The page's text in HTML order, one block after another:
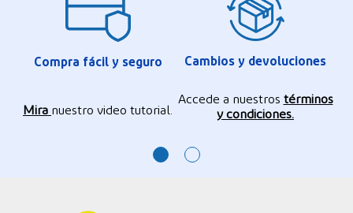
Compra fácil y seguro
Mira nuestro video tutorial.
Cambios y devoluciones
Accede a nuestros términos
y condiciones.